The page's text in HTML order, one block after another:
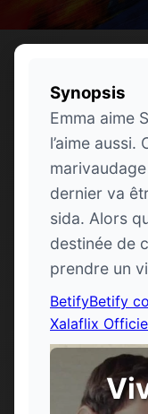
Synopsis
Emma aime
l’aime
dernier va
sida. Alors
destinée de
prendre un
BetifyBetify
Xalaflix